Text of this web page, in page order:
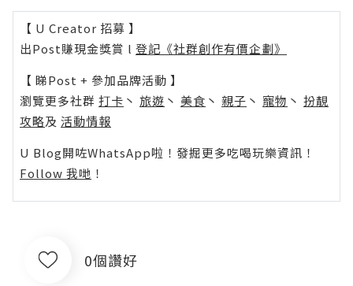
【 U Creator 招募 】
出Post賺現金獎賞 l 登記《社群創作有價企劃》
【 睇Post + 參加品牌活動 】
瀏覽更多社群 打卡 丶 旅遊 丶 美食 丶 親子 丶 寵物 丶 扮靚
攻略及 活動情報
U Blog開咗WhatsApp啦！發掘更多吃喝玩樂資訊！
Follow 我哋 ！
0個讚好